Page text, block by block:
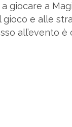
giocare a
e alle
all’evento